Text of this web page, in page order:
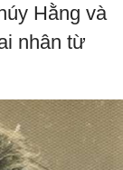
Hằng và
nhân từ